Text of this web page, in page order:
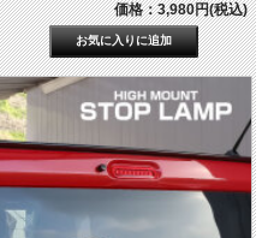
価格：3,980円(税込)